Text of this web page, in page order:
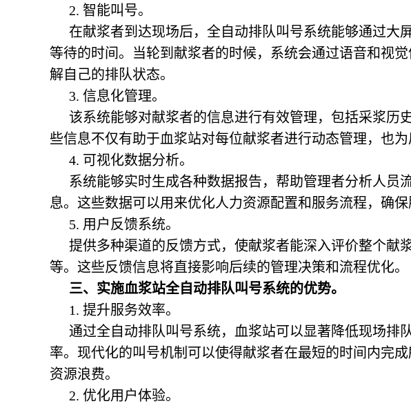
2. 智能叫号。
在献浆者到达现场后，全自动排队叫号系统能够通过大
等待的时间。当轮到献浆者的时候，系统会通过语音和视
解自己的排队状态。
3. 信息化管理。
该系统能够对献浆者的信息进行有效管理，包括采浆历
些信息不仅有助于血浆站对每位献浆者进行动态管理，也
4. 可视化数据分析。
系统能够实时生成各种数据报告，帮助管理者分析人员
息。这些数据可以用来优化人力资源配置和服务流程，确保
5. 用户反馈系统。
提供多种渠道的反馈方式，使献浆者能深入评价整个献
等。这些反馈信息将直接影响后续的管理决策和流程优化。
三、实施血浆站全自动排队叫号系统的优势。
1. 提升服务效率。
通过全自动排队叫号系统，血浆站可以显著降低现场排
率。现代化的叫号机制可以使得献浆者在最短的时间内完
资源浪费。
2. 优化用户体验。